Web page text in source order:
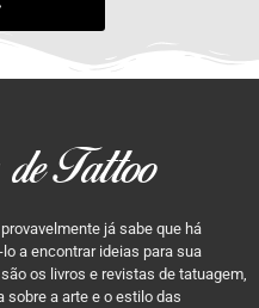
Tattoo
já sabe que há
a encontrar ideias para sua
os livros e revistas de tatuagem,
a arte e o estilo das